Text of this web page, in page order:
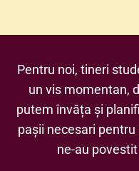
Pentru noi, tineri
un vis momentan,
putem învăța și
pașii necesari
ne-au